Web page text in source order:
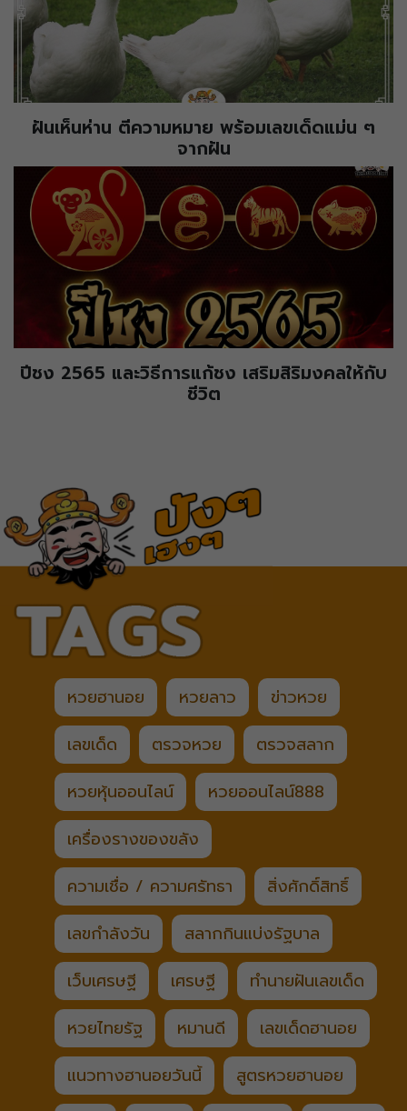
ฝันเห็นห่าน ตีความหมาย พร้อมเลขเด็ดแม่น ๆ
จากฝัน
ปีชง 2565 และวิธีการแก้ชง เสริมสิริมงคลให้กับ
ชีวิต
หวยฮานอย หวยลาว
ข่าวหวย
เลขเด็ด
ตรวจหวย
ตรวจสลาก
หวยหุ้นออนไลน์
หวยออนไลน์888
เครื่องรางของขลัง
ความเชื่อ / ความศรัทธา
สิ่งศักดิ์สิทธิ์
เลขกำลังวัน
สลากกินแบ่งรัฐบาล
เว็บเศรษฐี
เศรษฐี
ทำนายฝันเลขเด็ด
หวยไทยรัฐ
หมานดี
เลขเด็ดฮานอย
แนวทางฮานอยวันนี้
สูตรหวยฮานอย